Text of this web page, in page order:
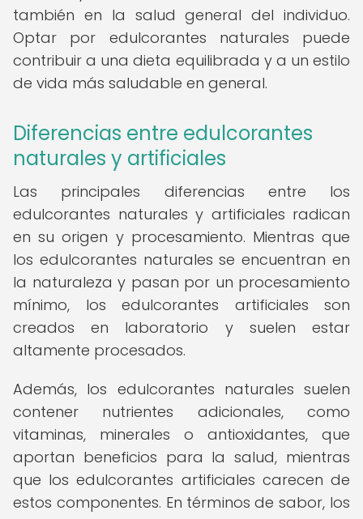
también en la salud general del individuo.
Optar por edulcorantes naturales puede
contribuir a una dieta equilibrada y a un estilo
de vida más saludable en general.
Diferencias entre edulcorantes
naturales y artificiales
Las principales diferencias entre los
edulcorantes naturales y artificiales radican
en su origen y procesamiento. Mientras que
los edulcorantes naturales se encuentran en
la naturaleza y pasan por un procesamiento
mínimo, los edulcorantes artificiales son
creados en laboratorio y suelen estar
altamente procesados.
Además, los edulcorantes naturales suelen
contener nutrientes adicionales, como
vitaminas, minerales o antioxidantes, que
aportan beneficios para la salud, mientras
que los edulcorantes artificiales carecen de
estos componentes. En términos de sabor, los